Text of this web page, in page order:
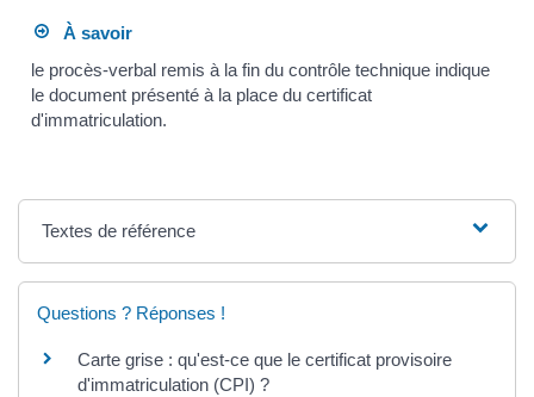
À savoir
le procès-verbal remis à la fin du contrôle technique indique
le document présenté à la place du certificat
d'immatriculation.
Textes de référence
Questions ? Réponses !
Carte grise : qu'est-ce que le certificat provisoire
d'immatriculation (CPI) ?